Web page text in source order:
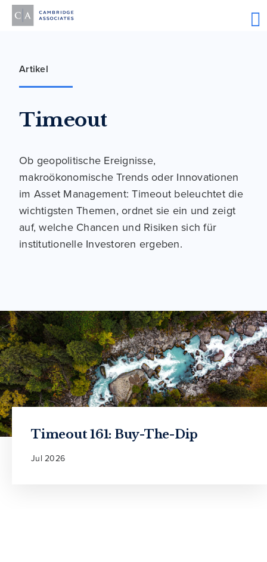
Artikel
Timeout
Ob geopolitische Ereignisse,
makroökonomische Trends oder Innovationen
im Asset Management: Timeout beleuchtet die
wichtigsten Themen, ordnet sie ein und zeigt
auf, welche Chancen und Risiken sich für
institutionelle Investoren ergeben.
Timeout 161: Buy-The-Dip
Jul 2026